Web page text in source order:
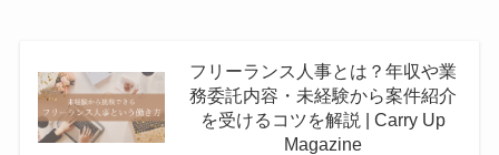
フリーランス人事とは？年収や業
務委託内容・未経験から案件紹介
を受けるコツを解説 | Carry Up
Magazine